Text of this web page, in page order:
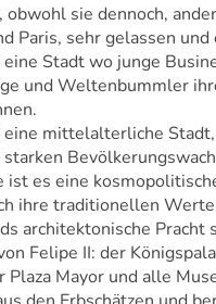
obwohl sie dennoch,
Paris, sehr gelassen
Stadt wo junge
und Weltenbummler
eine mittelalterliche
ist es eine
ihre traditionellen
architektonische Pracht
Felipe II: der
Plaza Mayor und alle